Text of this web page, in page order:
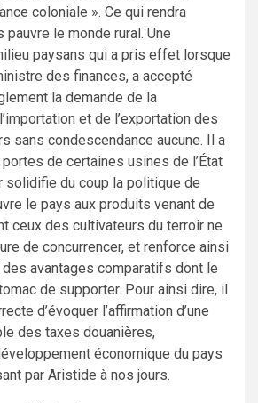
coloniale ». Ce qui rendra
pauvre le monde rural. Une
paysans qui a pris effet lorsque
des finances, a accepté
la demande de la
et de l’exportation des
sans condescendance aucune. Il a
de certaines usines de l’État
solidifie du coup la politique de
le pays aux produits venant de
ceux des cultivateurs du terroir ne
de concurrencer, et renforce ainsi
avantages comparatifs dont le
de supporter. Pour ainsi dire, il
d’évoquer l’affirmation d’une
des taxes douanières,
économique du pays
par Aristide à nos jours.